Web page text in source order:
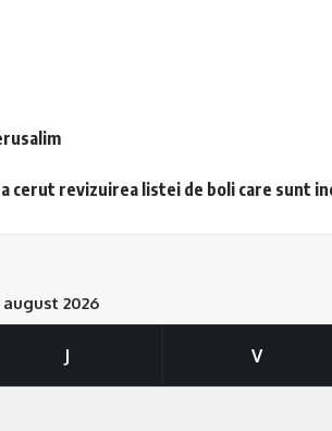
cerut revizuirea listei de boli care sunt
august 2026
J V